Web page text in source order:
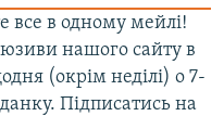
все в одному мейлі!
нашого сайту в
(окрім неділі) о 7-
Підписатись на